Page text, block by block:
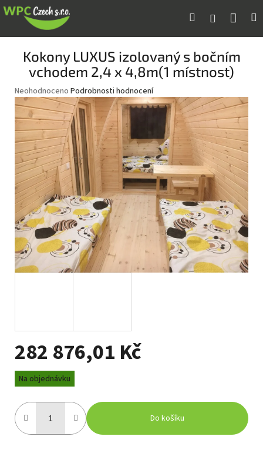
Přejít
na
Hledat Přihlášení
Kokony LUXUS izolovaný s bočním
vchodem 2,4 x 4,8m(1 místnost)
Průměrné
hodnocení
produktu
0,0
5
hvězdiček.
Neohodnoceno Podrobnosti hodnocení
282 876,01 Kč
Měrná
cena:
Na objednávku
Do košíku